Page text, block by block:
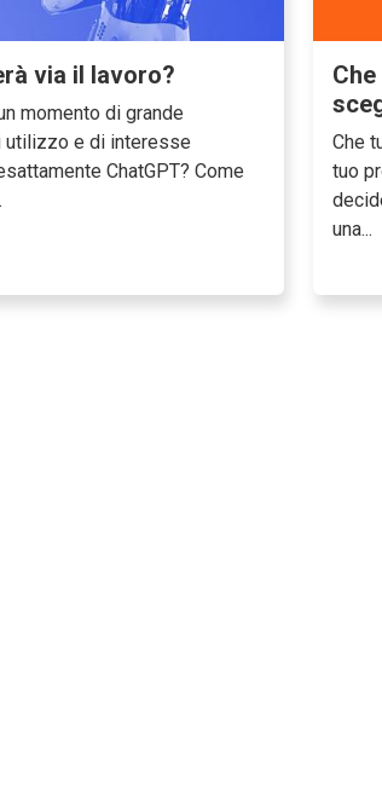
via il lavoro?
momento di grande
utilizzo e di interesse
ChatGPT? Come
Che
tuo
una...